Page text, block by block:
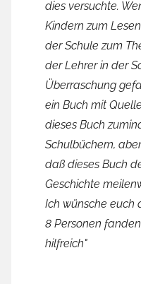
dies versuchte.
Kindern zum
der Schule zum
der Lehrer in der
Überraschung
ein Buch mit
dieses Buch
Schulbüchern,
daß dieses Buch
Geschichte
Ich wünsche euch
8 Personen
hilfreich"